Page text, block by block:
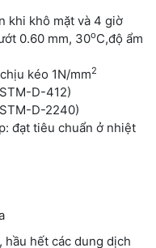
khi khô mặt và 4 giờ
0.60 mm, 30oC,độ ẩm
kéo 1N/mm2
D-412)
D-2240)
đạt tiêu chuẩn ở nhiệt
hầu hết các dung dịch